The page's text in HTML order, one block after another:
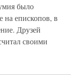
было
на епископов, в
Друзей
своими